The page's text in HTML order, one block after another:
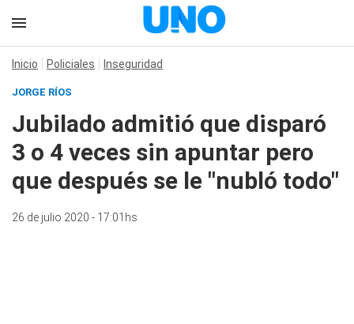
Inicio Policiales Inseguridad
JORGE RÍOS
Jubilado admitió que disparó
3 o 4 veces sin apuntar pero
que después se le "nubló todo"
26 de julio 2020 - 17:01hs